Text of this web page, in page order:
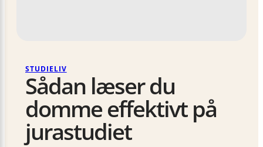
STUDIELIV
Sådan læser du
domme effektivt på
jurastudiet